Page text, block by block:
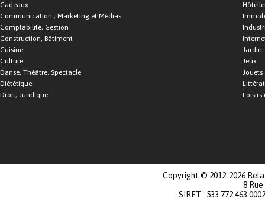
Cadeaux
Communication , Marketing et Médias
Comptabilité, Gestion
Construction, Bâtiment
Cuisine
Culture
Danse, Théâtre, Spectacle
Diététique
Droit, Juridique
Jardin
Jeux
Jouets
Loisirs
Copyright © 2012-2026
8
SIRET : 533 772 463